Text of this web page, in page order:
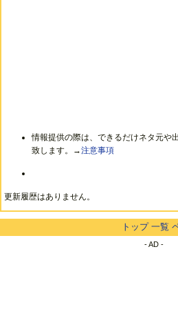
情報提供の際は、できるだけネタ元や
致します。→注意事項
更新履歴はありません。
トップ 一覧
- AD -